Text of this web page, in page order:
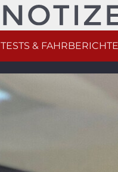
TESTS & FAHRBERICHTE